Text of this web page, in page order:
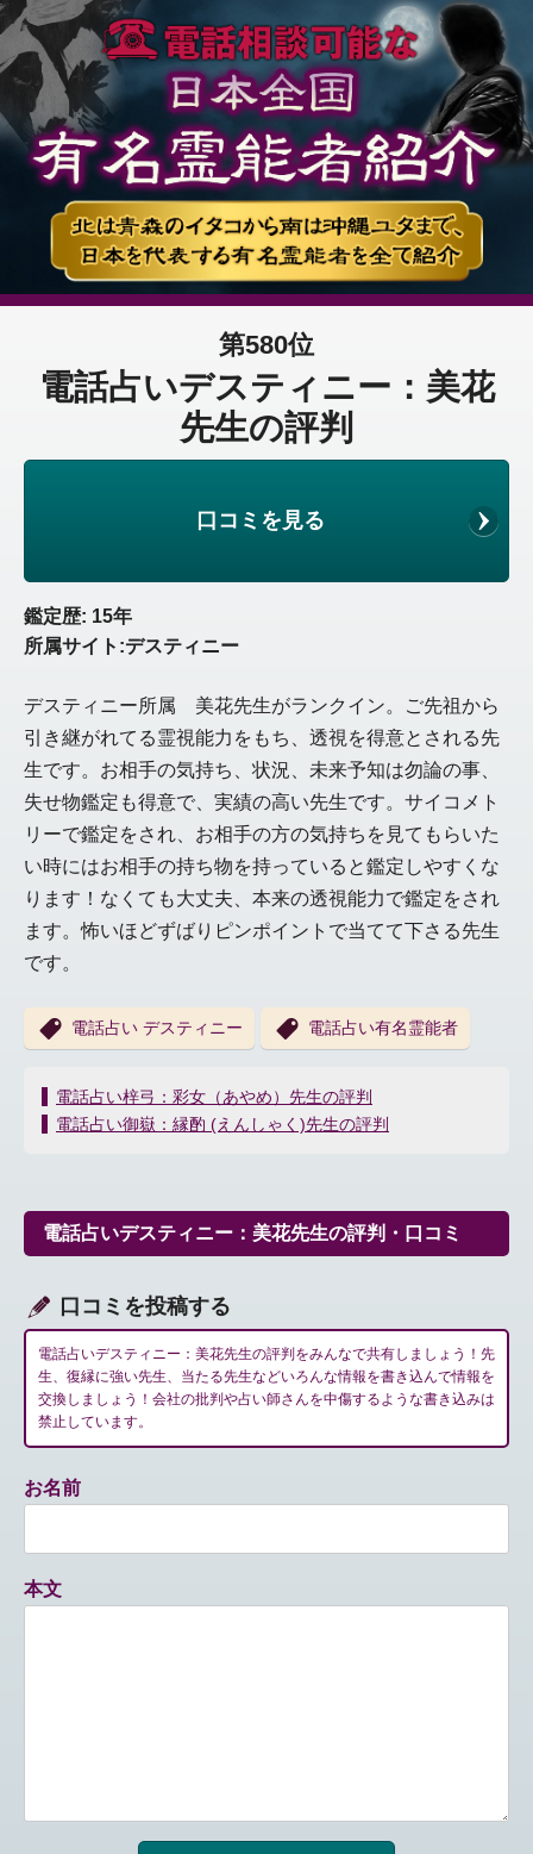
第580位
電話占いデスティニー：美花
先生の評判
口コミを見る
鑑定歴: 15年
所属サイト:デスティニー
デスティニー所属 美花先生がランクイン。ご先祖から
引き継がれてる霊視能力をもち、透視を得意とされる先
生です。お相手の気持ち、状況、未来予知は勿論の事、
失せ物鑑定も得意で、実績の高い先生です。サイコメト
リーで鑑定をされ、お相手の方の気持ちを見てもらいた
い時にはお相手の持ち物を持っていると鑑定しやすくな
ります！なくても大丈夫、本来の透視能力で鑑定をされ
ます。怖いほどずばりピンポイントで当てて下さる先生
です。
電話占い デスティニー 電話占い有名霊能者
投
稿
ー
シ
ン
電話占い梓弓：彩女（あやめ）先生の評判
電話占い御嶽：縁酌 (えんしゃく)先生の評判
電話占いデスティニー：美花先生の評判・口コミ
口コミを投稿する
電話占いデスティニー：美花先生の評判をみんなで共有しましょう！先
生、復縁に強い先生、当たる先生などいろんな情報を書き込んで情報を
交換しましょう！会社の批判や占い師さんを中傷するような書き込みは
禁止しています。
お名前
本文